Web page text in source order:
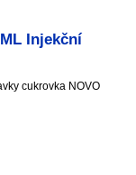
Injekční
cukrovka NOVO